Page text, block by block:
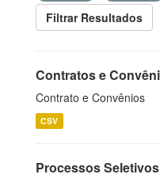
Filtrar Resultados
Contratos e
Contrato e Convênios
CSV
Processos Seletivos